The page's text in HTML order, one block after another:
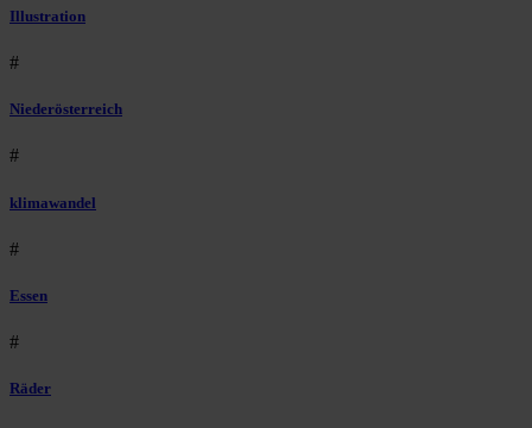
Illustration
#
Niederösterreich
#
klimawandel
#
Essen
#
Räder